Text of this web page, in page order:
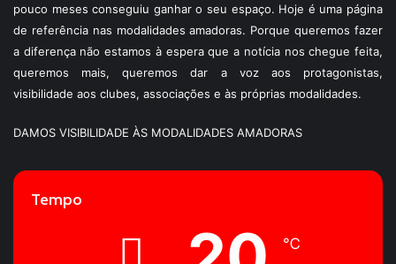
pouco meses conseguiu ganhar o seu espaço. Hoje é uma página
de referência nas modalidades amadoras. Porque queremos fazer
a diferença não estamos à espera que a notícia nos chegue feita,
queremos mais, queremos dar a voz aos protagonistas,
visibilidade aos clubes, associações e às próprias modalidades.
DAMOS VISIBILIDADE ÀS MODALIDADES AMADORAS
Tempo
℃